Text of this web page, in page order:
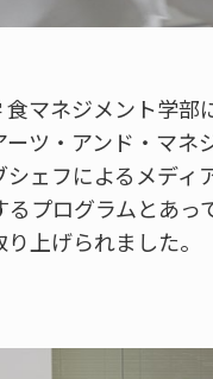
マネジメント学
ツ・アンド・マ
ェフによるメデ
プログラムとあ
上げられました。